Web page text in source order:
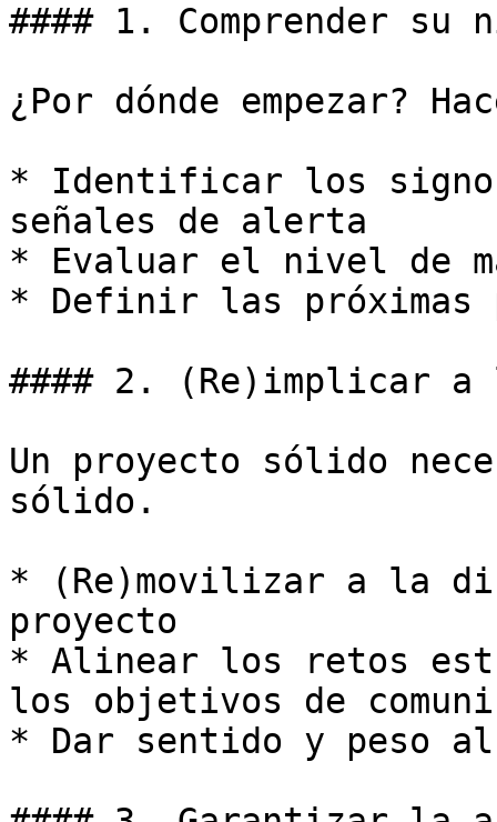
#### 1. Comprender su
¿Por dónde empezar?
* Identificar los
señales de alerta
* Evaluar el nivel de
* Definir las próximas
#### 2. (Re)implicar
Un proyecto sólido
sólido.
* (Re)movilizar a la
proyecto
* Alinear los retos
los objetivos de
* Dar sentido y peso al